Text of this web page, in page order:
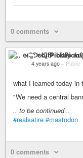
0 comments
4 years ago – Public
what I learned today in
"We need a central
.. to be continued ..
#realsatire #mastodon
0 comments